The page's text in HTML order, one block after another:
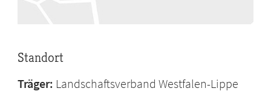
Standort
Träger: Landschaftsverband Westfalen-Lippe